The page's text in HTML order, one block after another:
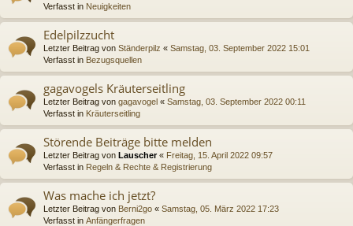
Verfasst in Neuigkeiten
Edelpilzzucht
Letzter Beitrag von Ständerpilz « Samstag, 03. September 2022 15:01
Verfasst in Bezugsquellen
gagavogels Kräuterseitling
Letzter Beitrag von gagavogel « Samstag, 03. September 2022 00:11
Verfasst in Kräuterseitling
Störende Beiträge bitte melden
Letzter Beitrag von Lauscher« Freitag, 15. April 2022 09:57
Verfasst in Regeln & Rechte & Registrierung
Was mache ich jetzt?
Letzter Beitrag von Berni2go « Samstag, 05. März 2022 17:23
Verfasst in Anfängerfragen